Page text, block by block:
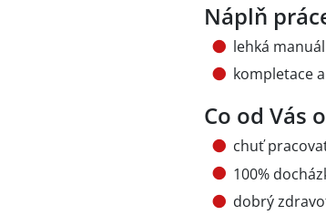
Náplň
lehká
kompletace
Co od Vás
chuť
100%
dobrý